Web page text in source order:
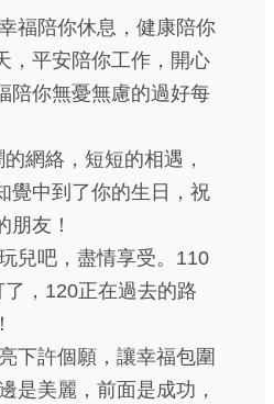
福陪你休息，健康陪你
，平安陪你工作，開心
陪你無憂無慮的過好每
網絡，短短的相遇，
中到了你的生日，祝
朋友！
兒吧，盡情享受。110
，120正在過去的路
下許個願，讓幸福包圍
是美麗，前面是成功，